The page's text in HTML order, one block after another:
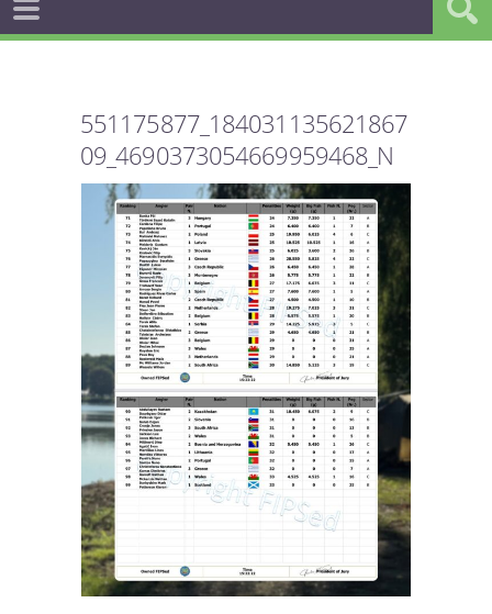
551175877_184031135621867
09_4690373054669959468_N